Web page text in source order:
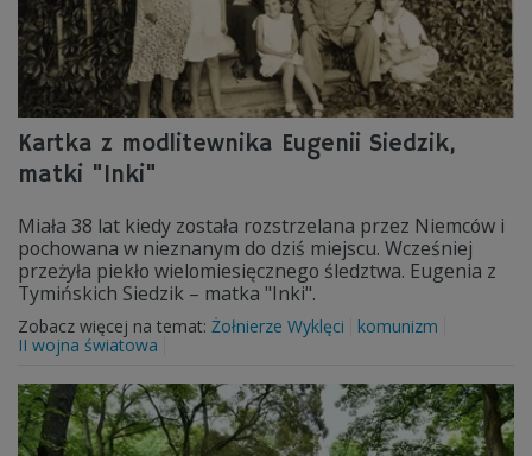
Kartka z modlitewnika Eugenii Siedzik,
matki "Inki"
Miała 38 lat kiedy została rozstrzelana przez Niemców i
pochowana w nieznanym do dziś miejscu. Wcześniej
przeżyła piekło wielomiesięcznego śledztwa. Eugenia z
Tymińskich Siedzik – matka "Inki".
Zobacz więcej na temat: Żołnierze Wyklęci
komunizm
II wojna światowa